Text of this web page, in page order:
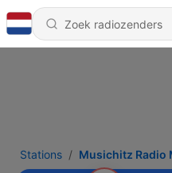
Stations Musichitz Radio